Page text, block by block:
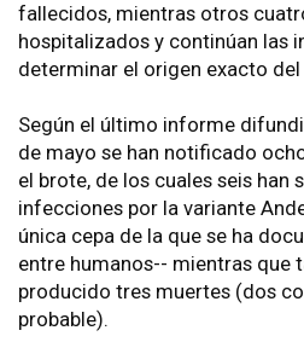
fallecidos, mientras otros
hospitalizados y continúan las
determinar el origen exacto
Según el último informe
de mayo se han notificado
el brote, de los cuales seis
infecciones por la variante
única cepa de la que se ha
entre humanos-- mientras que
producido tres muertes (dos
probable).